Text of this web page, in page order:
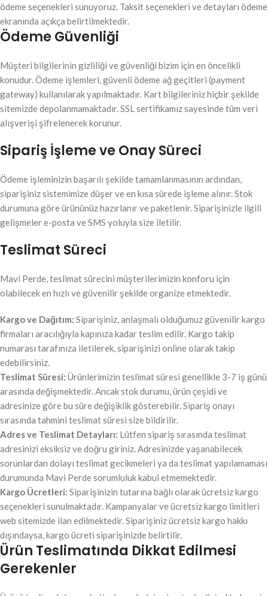
ödeme seçenekleri sunuyoruz. Taksit seçenekleri ve detayları ödeme
ekranında açıkça belirtilmektedir.
Ödeme Güvenliği
Müşteri bilgilerinin gizliliği ve güvenliği bizim için en öncelikli
konudur. Ödeme işlemleri, güvenli ödeme ağ geçitleri (payment
gateway) kullanılarak yapılmaktadır. Kart bilgileriniz hiçbir şekilde
sitemizde depolanmamaktadır. SSL sertifikamız sayesinde tüm veri
alışverişi şifrelenerek korunur.
Sipariş İşleme ve Onay Süreci
Ödeme işleminizin başarılı şekilde tamamlanmasının ardından,
siparişiniz sistemimize düşer ve en kısa sürede işleme alınır. Stok
durumuna göre ürününüz hazırlanır ve paketlenir. Siparişinizle ilgili
gelişmeler e-posta ve SMS yoluyla size iletilir.
Teslimat Süreci
Mavi Perde, teslimat sürecini müşterilerimizin konforu için
olabilecek en hızlı ve güvenilir şekilde organize etmektedir.
Kargo ve Dağıtım: Siparişiniz, anlaşmalı olduğumuz güvenilir kargo
firmaları aracılığıyla kapınıza kadar teslim edilir. Kargo takip
numarası tarafınıza iletilerek, siparişinizi online olarak takip
edebilirsiniz.
Teslimat Süresi: Ürünlerimizin teslimat süresi genellikle 3-7 iş günü
arasında değişmektedir. Ancak stok durumu, ürün çeşidi ve
adresinize göre bu süre değişiklik gösterebilir. Sipariş onayı
sırasında tahmini teslimat süresi size bildirilir.
Adres ve Teslimat Detayları: Lütfen sipariş sırasında teslimat
adresinizi eksiksiz ve doğru giriniz. Adresinizde yaşanabilecek
sorunlardan dolayı teslimat gecikmeleri ya da teslimat yapılamaması
durumunda Mavi Perde sorumluluk kabul etmemektedir.
Kargo Ücretleri: Siparişinizin tutarına bağlı olarak ücretsiz kargo
seçenekleri sunulmaktadır. Kampanyalar ve ücretsiz kargo limitleri
web sitemizde ilan edilmektedir. Siparişiniz ücretsiz kargo hakkı
dışındaysa, kargo ücreti siparişinizde belirtilir.
Ürün Teslimatında Dikkat Edilmesi
Gerekenler